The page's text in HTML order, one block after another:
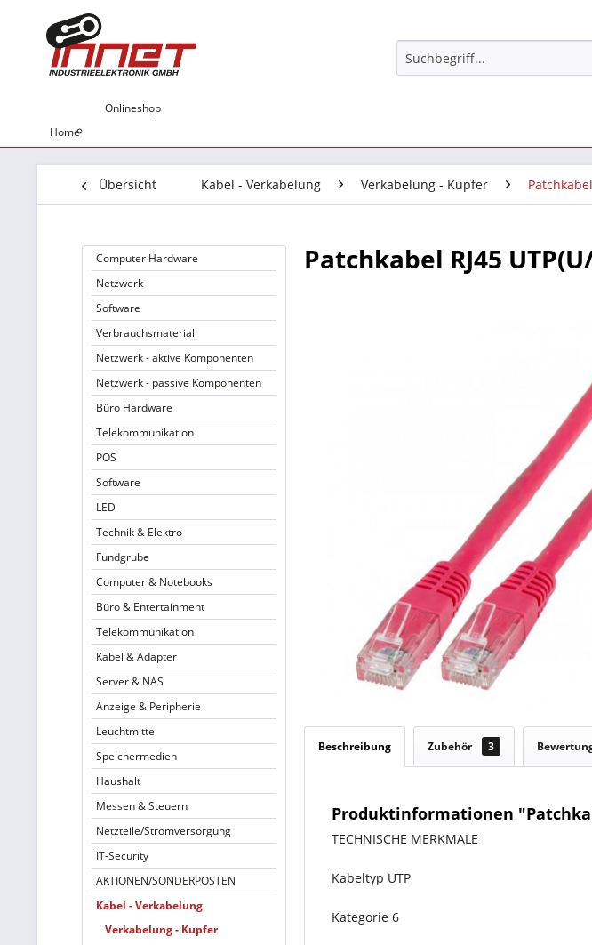
Home
Onlineshop
Übersicht Kabel - Verkabelung Verkabelung - Kupfer
Computer Hardware
Netzwerk
Software
Verbrauchsmaterial
Netzwerk - aktive Komponenten
Netzwerk - passive Komponenten
Büro Hardware
Telekommunikation
POS
Software
LED
Technik & Elektro
Fundgrube
Computer & Notebooks
Büro & Entertainment
Telekommunikation
Kabel & Adapter
Server & NAS
Anzeige & Peripherie
Leuchtmittel
Speichermedien
Haushalt
Messen & Steuern
Netzteile/Stromversorgung
IT-Security
AKTIONEN/SONDERPOSTEN
Kabel - Verkabelung
Verkabelung - Kupfer
Patchkabel RJ45
Beschreibung Zubehör 3
Produktinformationen
TECHNISCHE MERKMALE
Kabeltyp UTP
Kategorie 6